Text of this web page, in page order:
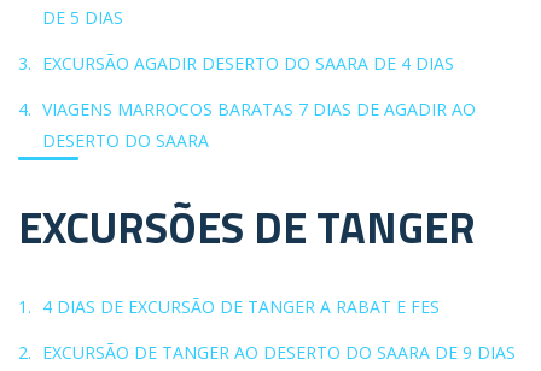
DE 5 DIAS
EXCURSÃO AGADIR DESERTO DO SAARA DE 4 DIAS
VIAGENS MARROCOS BARATAS 7 DIAS DE AGADIR AO
DESERTO DO SAARA
EXCURSÕES DE TANGER
4 DIAS DE EXCURSÃO DE TANGER A RABAT E FES
EXCURSÃO DE TANGER AO DESERTO DO SAARA DE 9 DIAS